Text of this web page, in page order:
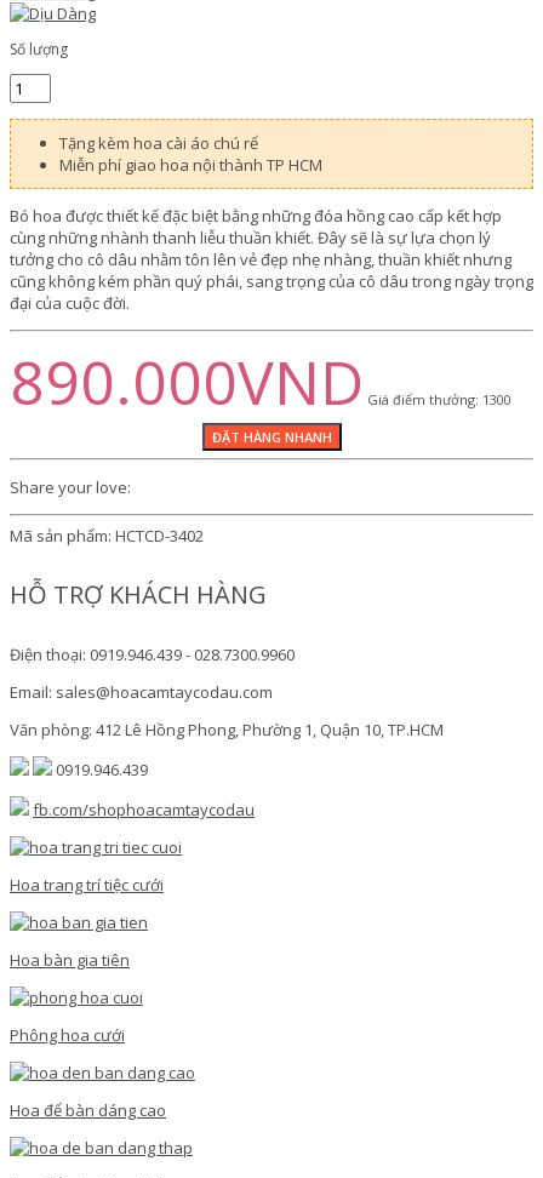
Số lượng
Tặng kèm hoa cài áo chú rể
Miễn phí giao hoa nội thành TP HCM
Bó hoa được thiết kế đặc biệt bằng những đóa hồng cao cấp kết hợp
cùng những nhành thanh liễu thuần khiết. Đây sẽ là sự lựa chọn lý
tưởng cho cô dâu nhằm tôn lên vẻ đẹp nhẹ nhàng, thuần khiết nhưng
cũng không kém phần quý phái, sang trọng của cô dâu trong ngày trọng
đại của cuộc đời.
890.000VND Giá điểm thưởng: 1300
Share your love:
Mã sản phẩm: HCTCD-3402
HỖ TRỢ KHÁCH HÀNG
Điện thoại: 0919.946.439 - 028.7300.9960
Email: sales@hoacamtaycodau.com
Văn phòng: 412 Lê Hồng Phong, Phường 1, Quận 10, TP.HCM
0919.946.439
fb.com/shophoacamtaycodau
Hoa trang trí tiệc cưới
Hoa bàn gia tiên
Phông hoa cưới
Hoa để bàn dáng cao